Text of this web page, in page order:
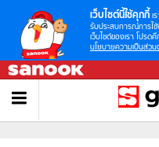
เว็บไซต์นี้ใช้คุกกี้ เ
รับประสบการณ์การใ
เว็บไซต์ของเรา โปรด
นโยบายความเป็นส่วน